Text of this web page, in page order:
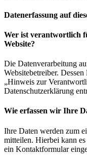
Datenerfassung auf
Wer ist verantwortlich
Website?
Die Datenverarbeitung
Websitebetreiber.
„Hinweis zur
Datenschutzerklärung
Wie erfassen wir Ihre
Ihre Daten werden zum
mitteilen. Hierbei kann
ein Kontaktformular